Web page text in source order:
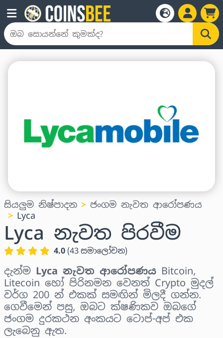
සියලුම නිෂ්පාදන
ජංගම නැවත ආරෝපණය
Lyca
Lyca නැවත පිරවීම
4.0 (43සමාලෝචන)
දැන්ම Lyca නැවත ආරෝපණය Bitcoin,
Litecoin හෝ පිරිනමන වෙනත් Crypto මුදල්
වර්ග 200 න් එකක් සමඟින් මිලදී ගන්න.
ගෙවීමෙන් පසු, ඔබට ක්ෂණිකව ඔබගේ
ජංගම දුරකථන අංකයට ටොප්-අප් එක
ලැබෙනු ඇත.